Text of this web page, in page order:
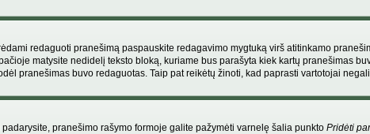
redaguoti pranešimą paspauskite redagavimo mygtuką virš atitinkamo
matysite nedidelį teksto bloką, kuriame bus parašyta kiek kartų pranešimas
pranešimas buvo redaguotas. Taip pat reikėtų žinoti, kad paprasti vartotojai
pranešimo rašymo formoje galite pažymėti varnelę šalia punkto Pridėti